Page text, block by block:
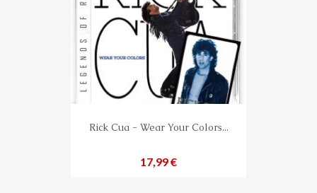
Rick Cua - Wear Your Colors...
Preis
17,99 €